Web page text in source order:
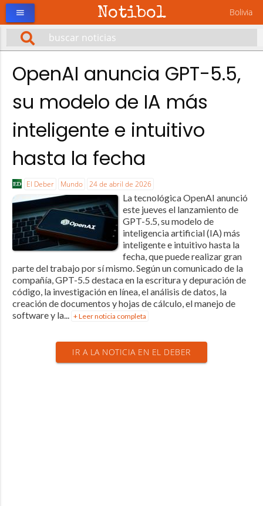
Notibol Bolivia
menu
OpenAI anuncia GPT-5.5,
su modelo de IA más
inteligente e intuitivo
hasta la fecha
El Deber Mundo 24 de abril de 2026
La tecnológica OpenAI anunció
este jueves el lanzamiento de
GPT-5.5, su modelo de
inteligencia artificial (IA) más
inteligente e intuitivo hasta la
fecha, que puede realizar gran
parte del trabajo por sí mismo. Según un comunicado de la
compañía, GPT-5.5 destaca en la escritura y depuración de
código, la investigación en línea, el análisis de datos, la
creación de documentos y hojas de cálculo, el manejo de
software y la... + Leer noticia completa
IR A LA NOTICIA EN EL DEBER